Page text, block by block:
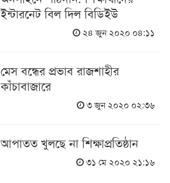
ইন্টারনেট বিল দিল বিডিইউ
২৪ জুন ২০২০ ০৪:১১
মেস বন্ধের প্রভাব রাজশাহীর
কাঁচাবাজারে
৩ জুন ২০২০ ০২:৩৬
আপাতত খুলছে না শিক্ষাপ্রতিষ্ঠান
৩১ মে ২০২০ ২১:১৬